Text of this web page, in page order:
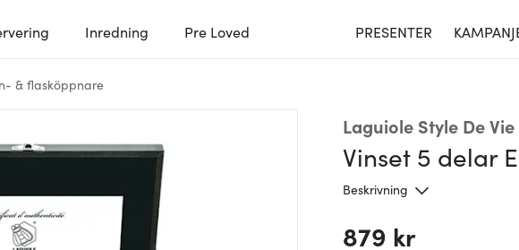
Inredning Pre Loved PRESENTER
& flasköppnare
Laguiole Style De Vie
Vinset 5 delar
Beskrivning
879 kr